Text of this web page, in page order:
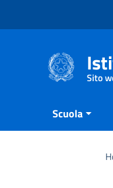
Sito
Scuola